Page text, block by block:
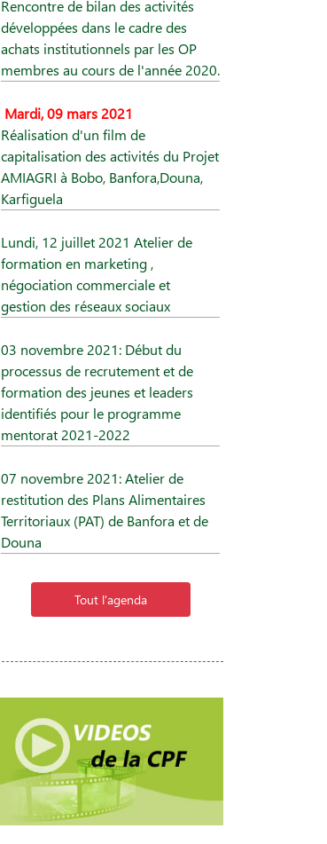
Rencontre de bilan des activités
développées dans le cadre des
achats institutionnels par les OP
membres au cours de l'année 2020.
Mardi, 09 mars 2021
Réalisation d'un film de
capitalisation des activités du Projet
AMIAGRI à Bobo, Banfora,Douna,
Karfiguela
Lundi, 12 juillet 2021 Atelier de
formation en marketing ,
négociation commerciale et
gestion des réseaux sociaux
03 novembre 2021: Début du
processus de recrutement et de
formation des jeunes et leaders
identifiés pour le programme
mentorat 2021-2022
07 novembre 2021: Atelier de
restitution des Plans Alimentaires
Territoriaux (PAT) de Banfora et de
Douna
Tout l'agenda